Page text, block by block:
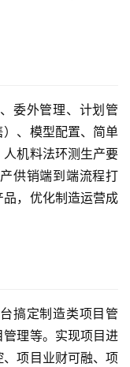
委外管理、计划管
、模型配置、简单
机料法环测生产要
供销端到端流程打
，优化制造运营成
搞定制造类项目管
理等。实现项目进
项目业财可融、项